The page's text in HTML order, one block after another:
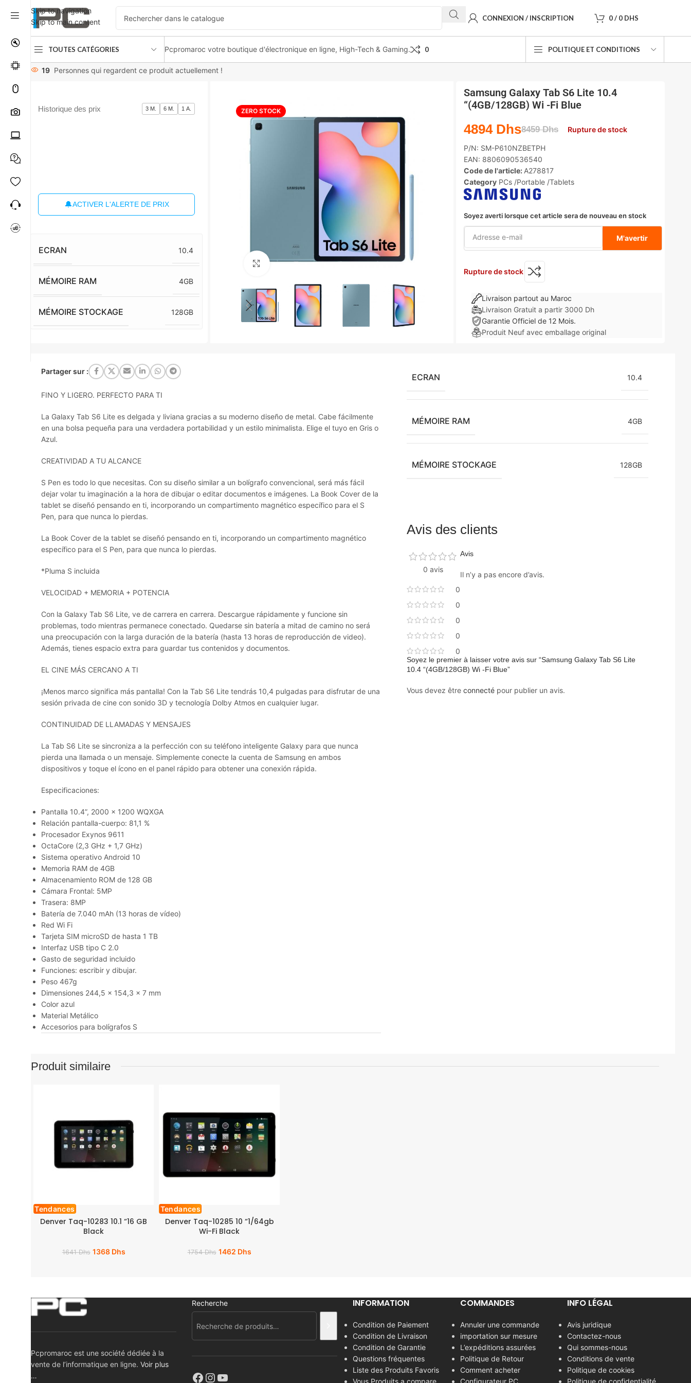
Skip to navigation
Skip to main content
CONNEXION / INSCRIPTION 0/ 0 DHS
TOUTES CATÉGORIES Pcpromaroc votre boutique d'électronique en ligne, High-Tech & Gaming. 0 POLITIQUE ET CONDITIONS
Accueil PCs /Portable /Tablets
Samsung Galaxy Tab S6 Lite 10.4 “(4GB/128GB) Wi -Fi Blue
19 Personnes qui regardent ce produit actuellement !
Historique des prix 3 M. 6 M. 1 A.
🔔ACTIVER L'ALERTE DE PRIX
ECRAN 10.4
MÉMOIRE RAM 4GB
MÉMOIRE STOCKAGE 128GB
ZERO STOCK
Agrandir
Samsung Galaxy Tab S6 Lite 10.4
“(4GB/128GB) Wi -Fi Blue
8459Dhs
4894 Dhs Rupture de stock
P/N: SM-P610NZBETPH
EAN: 8806090536540
Code de l'article: A278817
Category PCs /Portable /Tablets
Soyez averti lorsque cet article sera de nouveau en stock
M'avertir
Rupture de stock
Livraison partout au Maroc
Livraison Gratuit a partir 3000 Dh
Garantie Officiel de 12 Mois.
Produit Neuf avec emballage original
Partager sur :
FINO Y LIGERO. PERFECTO PARA TI
La Galaxy Tab S6 Lite es delgada y liviana gracias a su moderno diseño de metal. Cabe fácilmente
en una bolsa pequeña para una verdadera portabilidad y un estilo minimalista. Elige el tuyo en Gris o
Azul.
CREATIVIDAD A TU ALCANCE
S Pen es todo lo que necesitas. Con su diseño similar a un bolígrafo convencional, será más fácil
dejar volar tu imaginación a la hora de dibujar o editar documentos e imágenes. La Book Cover de la
tablet se diseñó pensando en ti, incorporando un compartimento magnético específico para el S
Pen, para que nunca lo pierdas.
La Book Cover de la tablet se diseñó pensando en ti, incorporando un compartimento magnético
específico para el S Pen, para que nunca lo pierdas.
*Pluma S incluida
VELOCIDAD + MEMORIA + POTENCIA
Con la Galaxy Tab S6 Lite, ve de carrera en carrera. Descargue rápidamente y funcione sin
problemas, todo mientras permanece conectado. Quedarse sin batería a mitad de camino no será
una preocupación con la larga duración de la batería (hasta 13 horas de reproducción de video).
Además, tienes espacio extra para guardar tus contenidos y documentos.
EL CINE MÁS CERCANO A TI
¡Menos marco significa más pantalla! Con la Tab S6 Lite tendrás 10,4 pulgadas para disfrutar de una
sesión privada de cine con sonido 3D y tecnología Dolby Atmos en cualquier lugar.
CONTINUIDAD DE LLAMADAS Y MENSAJES
La Tab S6 Lite se sincroniza a la perfección con su teléfono inteligente Galaxy para que nunca
pierda una llamada o un mensaje. Simplemente conecte la cuenta de Samsung en ambos
dispositivos y toque el ícono en el panel rápido para obtener una conexión rápida.
Especificaciones:
Pantalla 10.4”, 2000 x 1200 WQXGA
Relación pantalla-cuerpo: 81,1 %
Procesador Exynos 9611
OctaCore (2,3 GHz + 1,7 GHz)
Sistema operativo Android 10
Memoria RAM de 4GB
Almacenamiento ROM de 128 GB
Cámara Frontal: 5MP
Trasera: 8MP
Batería de 7.040 mAh (13 horas de vídeo)
Red Wi Fi
Tarjeta SIM microSD de hasta 1 TB
Interfaz USB tipo C 2.0
Gasto de seguridad incluido
Funciones: escribir y dibujar.
Peso 467g
Dimensiones 244,5 x 154,3 × 7 mm
Color azul
Material Metálico
Accesorios para bolígrafos S
ECRAN 10.4
MÉMOIRE RAM 4GB
MÉMOIRE STOCKAGE 128GB
Avis des clients
0 avis
0
0
0
0
0
Avis
Il n’y a pas encore d’avis.
Soyez le premier à laisser votre avis sur “Samsung Galaxy Tab S6 Lite
10.4 “(4GB/128GB) Wi -Fi Blue”
Vous devez être connectépour publier un avis.
Produit similaire
Tendances
Denver Taq-10283 10.1 “16 GB
Black
1641Dhs 1368 Dhs
Tendances
Denver Taq-10285 10 “1/64gb
Wi-Fi Black
1754Dhs 1462 Dhs
Pcpromaroc est une société dédiée à la
vente de l’informatique en ligne. Voir plus
…
Recherche INFORMATION
Condition de Paiement
Condition de Livraison
Condition de Garantie
Questions fréquentes
Liste des Produits Favoris
Vous Produits a compare
COMMANDES
Annuler une commande
importation sur mesure
L’expéditions assurées
Politique de Retour
Comment acheter
Configurateur PC
INFO LÉGAL
Avis juridique
Contactez-nous
Qui sommes-nous
Conditions de vente
Politique de cookies
Politique de confidentialité